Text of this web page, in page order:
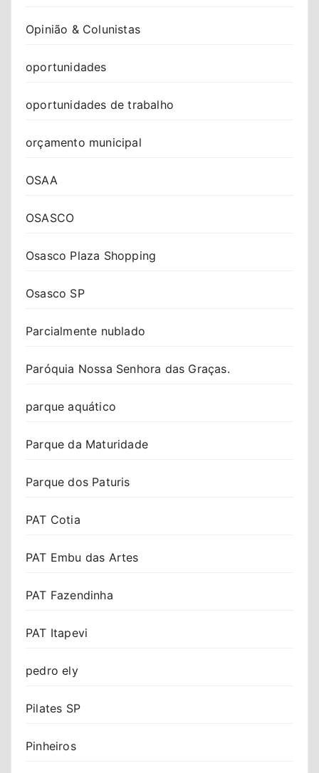
Opinião & Colunistas
oportunidades
oportunidades de trabalho
orçamento municipal
OSAA
OSASCO
Osasco Plaza Shopping
Osasco SP
Parcialmente nublado
Paróquia Nossa Senhora das Graças.
parque aquático
Parque da Maturidade
Parque dos Paturis
PAT Cotia
PAT Embu das Artes
PAT Fazendinha
PAT Itapevi
pedro ely
Pilates SP
Pinheiros